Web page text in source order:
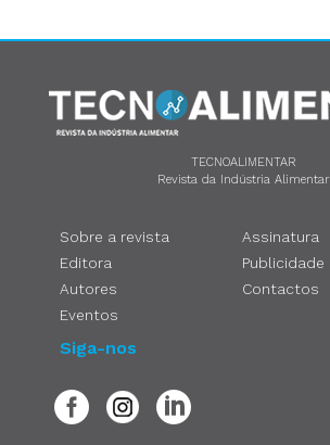
TECNOALIMENTAR
Revista da Indústria Alimentar
Sobre a revista
Editora
Autores
Eventos
Assinatura
Publicidade
Contactos
Siga-nos